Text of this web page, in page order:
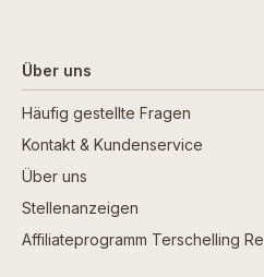
Über uns
Häufig gestellte Fragen
Kontakt & Kundenservice
Über uns
Stellenanzeigen
Affiliateprogramm Terschelling